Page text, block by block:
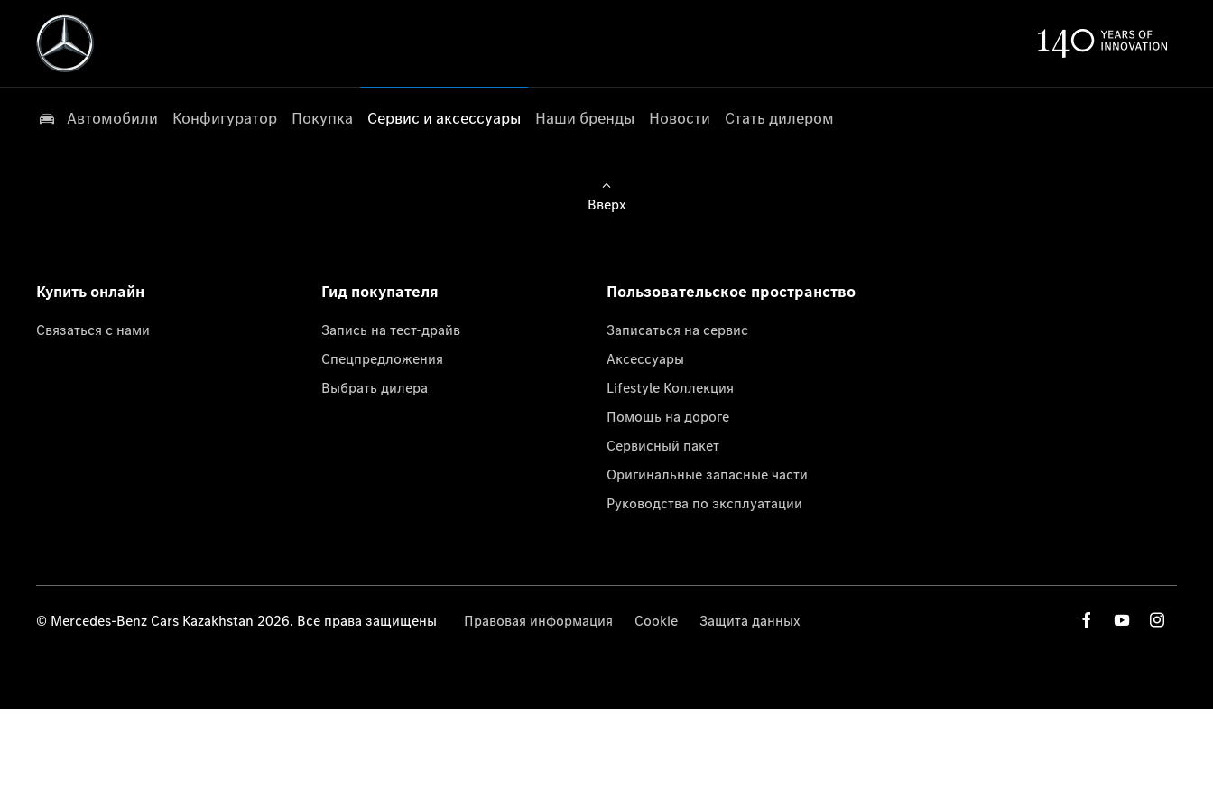
Автомобили Конфигуратор Покупка Сервис и аксессуары Наши бренды Новости Стать дилером
Вверх
Купить онлайн
Связаться с нами
Гид покупателя
Запись на тест-драйв
Спецпредложения
Выбрать дилера
Пользовательское пространство
Записаться на сервис
Аксессуары
Lifestyle Коллекция
Помощь на дороге
Сервисный пакет
Оригинальные запасные части
Руководства по эксплуатации
© Mercedes-Benz Cars Kazakhstan 2026. Все права защищены Правовая информация Cookie Защита данных